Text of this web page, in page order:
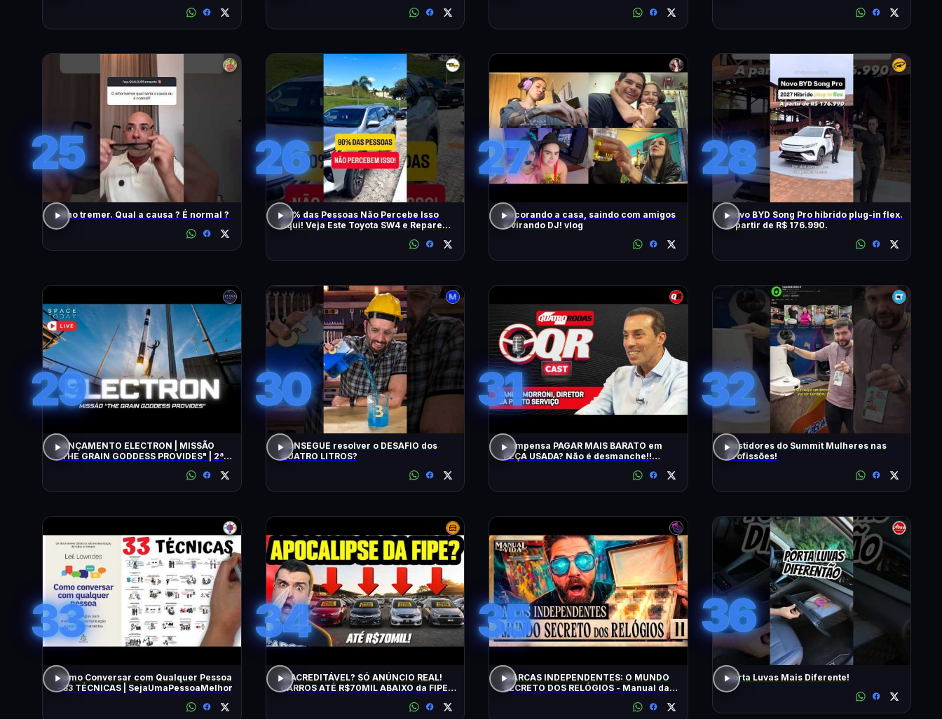
25
Olho tremer. Qual a causa ? É normal ?
26
90% das Pessoas Não Percebe Isso
Aqui! Veja Este Toyota SW4 e Repare
27
decorando a casa, saindo com amigos
e virando DJ! vlog
28
Novo BYD Song Pro híbrido plug-in flex.
A partir de R$ 176.990.
29
LANÇAMENTO ELECTRON | MISSÃO
"THE GRAIN GODDESS PROVIDES" | 2ª
30
CONSEGUE resolver o DESAFIO dos
QUATRO LITROS?
31
Compensa PAGAR MAIS BARATO em
PEÇA USADA? Não é desmanche!!
32
Bastidores do Summit Mulheres nas
Profissões!
33
Como Conversar com Qualquer Pessoa
- 33 TÉCNICAS | SejaUmaPessoaMelhor
34
INACREDITÁVEL? SÓ ANÚNCIO REAL!
CARROS ATÉ R$70MIL ABAIXO da FIPE:
35
MARCAS INDEPENDENTES: O MUNDO
SECRETO DOS RELÓGIOS - Manual da
36
Porta Luvas Mais Diferente!